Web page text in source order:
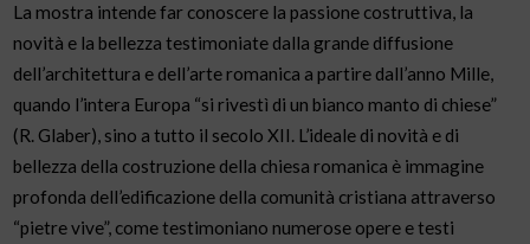
La mostra intende far conoscere la passione costruttiva, la
novità e la bellezza testimoniate dalla grande diffusione
dell’architettura e dell’arte romanica a partire dall’anno Mille,
quando l’intera Europa “si rivestì di un bianco manto di chiese”
(R. Glaber), sino a tutto il secolo XII. L’ideale di novità e di
bellezza della costruzione della chiesa romanica è immagine
profonda dell’edificazione della comunità cristiana attraverso
“pietre vive”, come testimoniano numerose opere e testi